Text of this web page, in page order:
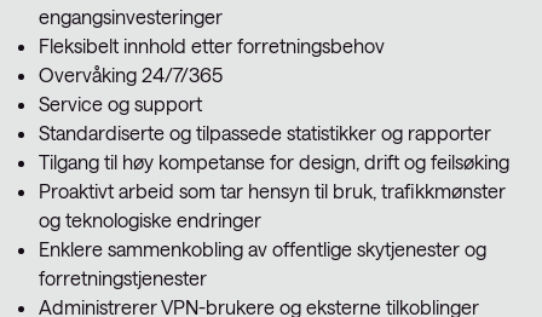
engangsinvesteringer
Fleksibelt innhold etter forretningsbehov
Overvåking 24/7/365
Service og support
Standardiserte og tilpassede statistikker og rapporter
Tilgang til høy kompetanse for design, drift og feilsøking
Proaktivt arbeid som tar hensyn til bruk, trafikkmønster
og teknologiske endringer
Enklere sammenkobling av offentlige skytjenester og
forretningstjenester
Administrerer VPN-brukere og eksterne tilkoblinger